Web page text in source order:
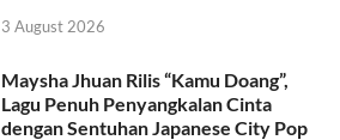
3 August 2026
Maysha Jhuan Rilis “Kamu Doang”,
Lagu Penuh Penyangkalan Cinta
dengan Sentuhan Japanese City Pop